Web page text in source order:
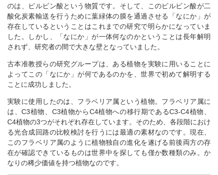
のは、ピルビン酸という物質です。そして、このピルビン酸が二
酸化炭素輸送を行うために葉緑体の膜を通過させる「なにか」が
存在しているということはこれまでの研究で明らかになっていま
した。しかし、「なにか」が一体何なのかということは長年解明
されず、研究者の間で大きな壁となっていました。
古本准教授らの研究グループは、ある植物を実験に用いることに
よってこの「なにか」が何であるのかを、世界で初めて解明する
ことに成功しました。
実験に使用したのは、フラベリア属という植物。フラベリア属に
は、C3植物、C3植物からC4植物への移行期であるC3-C4植物、
C4植物の3つがそれぞれ存在しています。そのため、各段階におけ
る光合成回路の比較検討を行うには最適の素材なのです。現在、
このフラベリア属のように植物独自の進化を遂げる前後両方の存
在が確認できているものは世界中を探しても僅か数種類のみ。か
なりの稀少価値を持つ植物なのです。